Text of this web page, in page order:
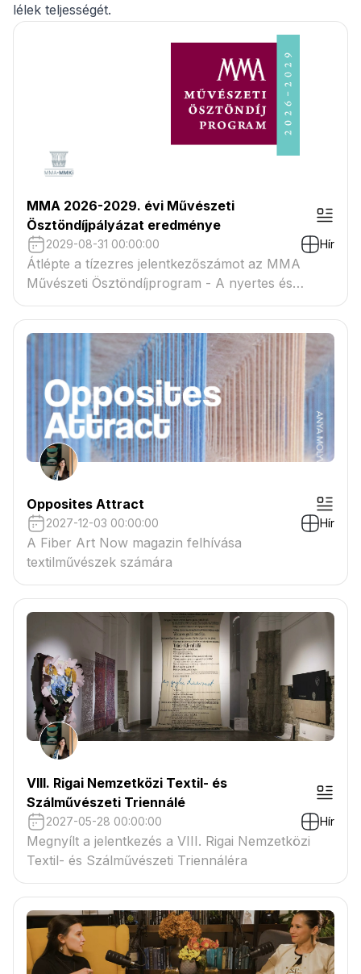
lélek teljességét.
MMA 2026-2029. évi Művészeti
Ösztöndíjpályázat eredménye
2029-08-31 00:00:00 Hír
Átlépte a tízezres jelentkezőszámot az MMA
Művészeti Ösztöndíjprogram - A nyertes és
tartaléklistás pályázók névsora megtekinthető a
csatolmányban
Opposites Attract
2027-12-03 00:00:00 Hír
A Fiber Art Now magazin felhívása
textilművészek számára
VIII. Rigai Nemzetközi Textil- és
Szálművészeti Triennálé
2027-05-28 00:00:00 Hír
Megnyílt a jelentkezés a VIII. Rigai Nemzetközi
Textil- és Szálművészeti Triennáléra